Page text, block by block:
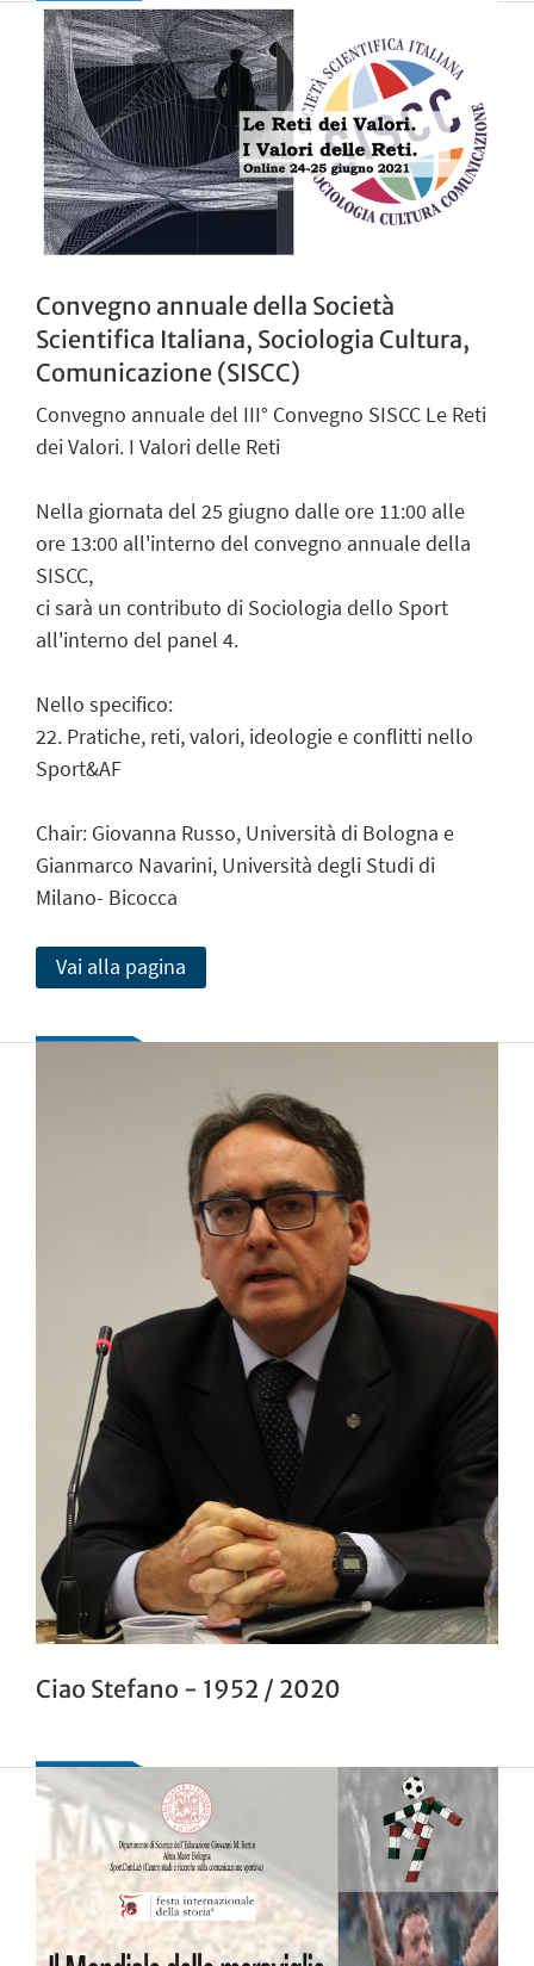
Convegno annuale della Società
Scientifica Italiana, Sociologia Cultura,
Comunicazione (SISCC)
Convegno annuale del III° Convegno SISCC Le Reti
dei Valori. I Valori delle Reti
Nella giornata del 25 giugno dalle ore 11:00 alle
ore 13:00 all'interno del convegno annuale della
SISCC,
ci sarà un contributo di Sociologia dello Sport
all'interno del panel 4.
Nello specifico:
22. Pratiche, reti, valori, ideologie e conflitti nello
Sport&AF
Chair: Giovanna Russo, Università di Bologna e
Gianmarco Navarini, Università degli Studi di
Milano- Bicocca
Vai alla pagina
Ciao Stefano - 1952 / 2020